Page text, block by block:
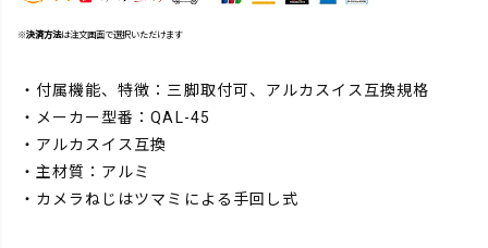
※決済方法は注文画面で選択いただけます
・付属機能、特徴：三脚取付可、アルカスイス互換規格
・メーカー型番：QAL-45
・アルカスイス互換
・主材質：アルミ
・カメラねじはツマミによる手回し式